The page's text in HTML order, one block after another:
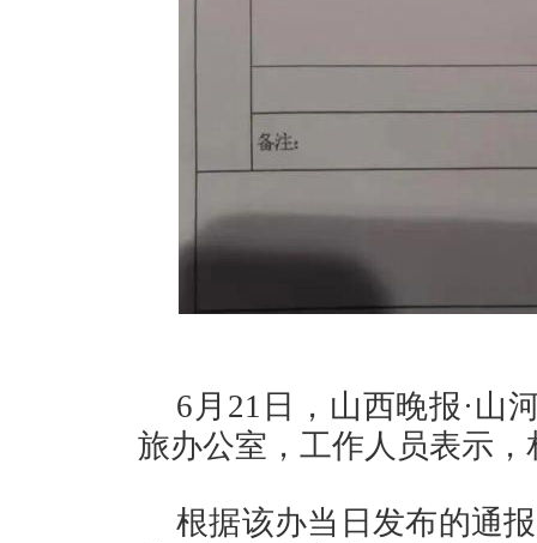
6月21日，山西晚报·山
旅办公室，工作人员表示
根据该办当日发布的通